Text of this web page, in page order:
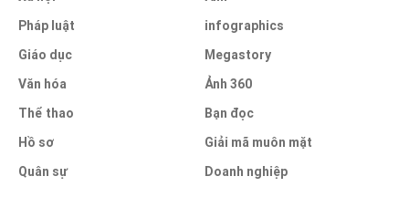
Pháp luật
Giáo dục
Văn hóa
Thể thao
Hồ sơ
Quân sự
infographics
Megastory
Ảnh 360
Bạn đọc
Giải mã muôn mặt
Doanh nghiệp